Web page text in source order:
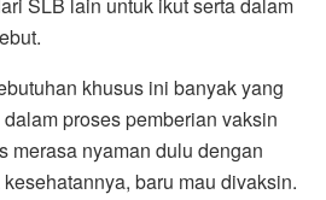
SLB lain untuk ikut serta dalam
khusus ini banyak yang
proses pemberian vaksin
merasa nyaman dulu dengan
baru mau divaksin.